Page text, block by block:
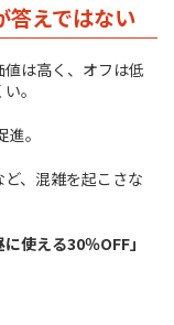
答えではない
値は高く、オフは低
。
進。
ど、混雑を起こさな
に使える30％OFF」